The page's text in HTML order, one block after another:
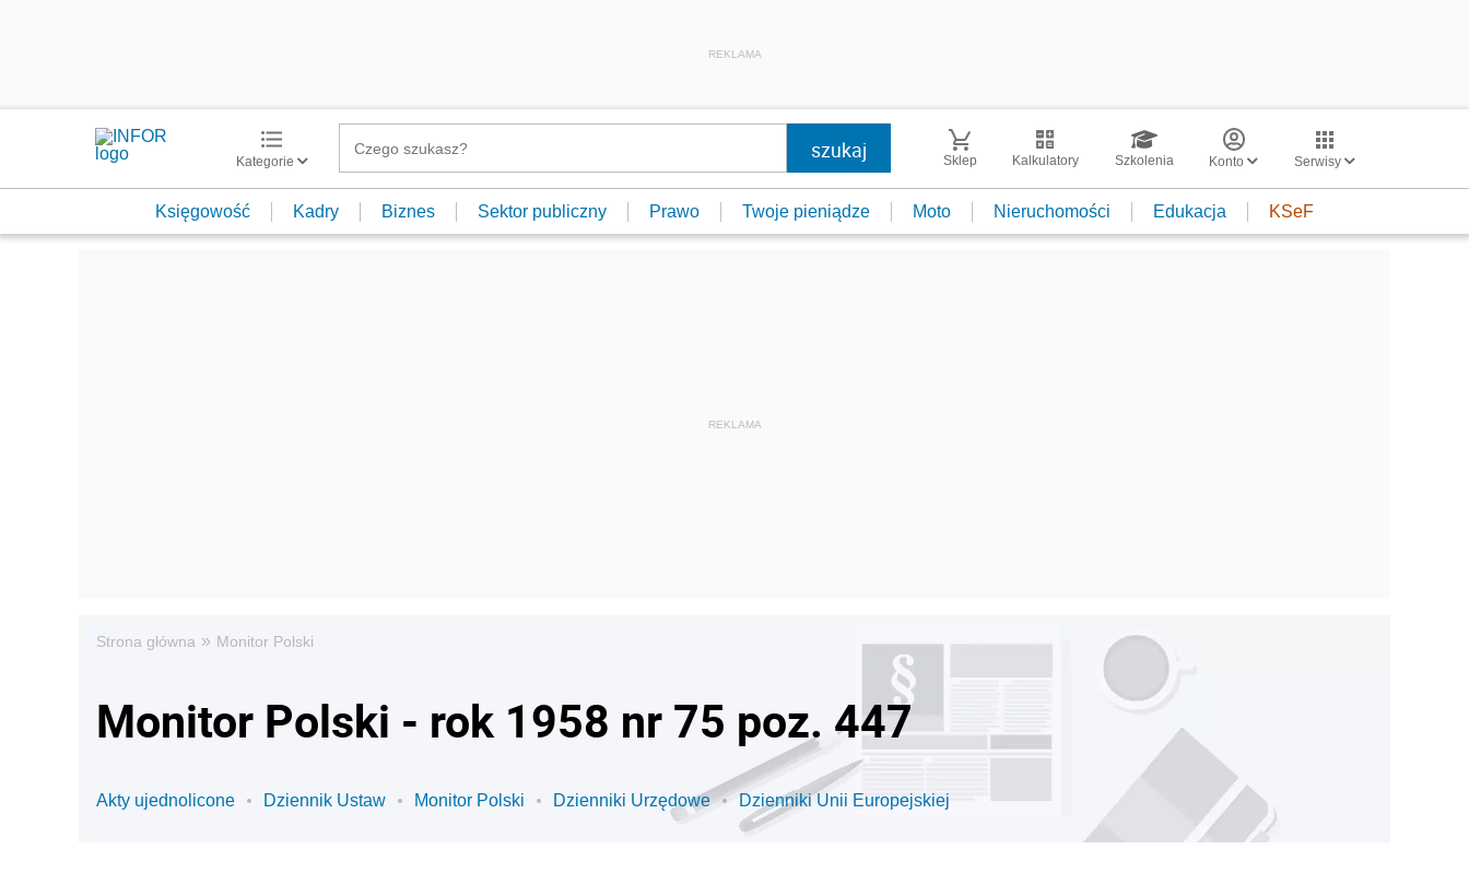
REKLAMA
Kategorie Sklep Kalkulatory Szkolenia Konto Serwisy
Księgowość Kadry Biznes Sektor publiczny Prawo Twoje pieniądze Moto Nieruchomości Edukacja KSeF
Strona główna » Monitor Polski
Monitor Polski - rok 1958 nr 75 poz. 447
Akty ujednolicone Dziennik Ustaw Monitor Polski Dzienniki Urzędowe Dzienniki Unii Europejskiej